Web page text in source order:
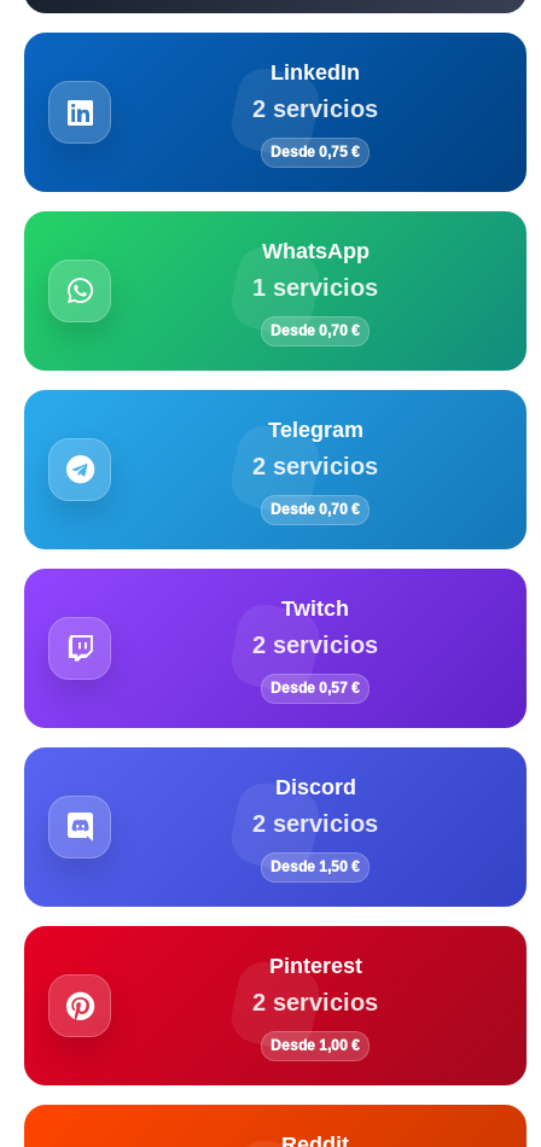
LinkedIn
2 servicios
Desde 0,75 €
WhatsApp
1 servicios
Desde 0,70 €
Telegram
2 servicios
Desde 0,70 €
Twitch
2 servicios
Desde 0,57 €
Discord
2 servicios
Desde 1,50 €
Pinterest
2 servicios
Desde 1,00 €